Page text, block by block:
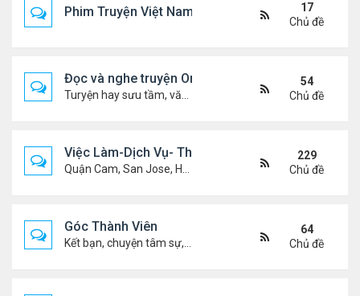
Phim Truyện Việt Nam Online
17
Chủ đề
Đọc và nghe truyện Online
54
Chủ đề
Việc Làm-Dịch Vụ- Thuê Nhà
229
Chủ đề
Góc Thành Viên
64
Chủ đề